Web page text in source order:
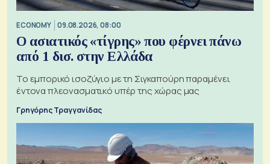
ECONOMY 09.08.2026, 08:00
Ο ασιατικός «τίγρης» που φέρνει πάνω
από 1 δισ. στην Ελλάδα
Το εμπορικό ισοζύγιο με τη Σιγκαπούρη παραμένει
έντονα πλεονασματικό υπέρ της χώρας μας
Γρηγόρης Τραγγανίδας